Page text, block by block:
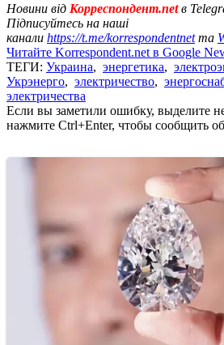
Новини від Корреспондент.netв
Підписуйтесь на наші
канали https://t.me/korrespondentnetта
Читайте Korrespondent.net в Google
ТЕГИ: Украина, энергетика,
Укрэнерго, электричество,
электричества
Если вы заметили ошибку, выделите
нажмите Ctrl+Enter, чтобы сообщить